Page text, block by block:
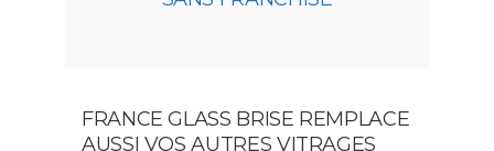
FRANCE GLASS BRISE REMPLACE
AUSSI VOS AUTRES VITRAGES